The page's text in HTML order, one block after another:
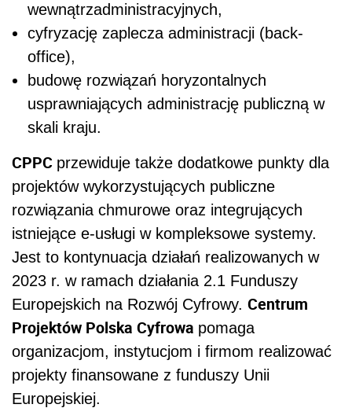
wewnątrzadministracyjnych,
cyfryzację zaplecza administracji (back-
office),
budowę rozwiązań horyzontalnych
usprawniających administrację publiczną w
skali kraju.
CPPC przewiduje także dodatkowe punkty dla
projektów wykorzystujących publiczne
rozwiązania chmurowe oraz integrujących
istniejące e-usługi w kompleksowe systemy.
Jest to kontynuacja działań realizowanych w
2023 r. w ramach działania 2.1 Funduszy
Europejskich na Rozwój Cyfrowy. Centrum
Projektów Polska Cyfrowa pomaga
organizacjom, instytucjom i firmom realizować
projekty finansowane z funduszy Unii
Europejskiej.